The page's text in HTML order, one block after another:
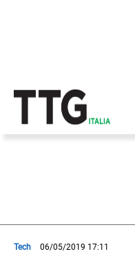
Tech 06/05/2019 17:11